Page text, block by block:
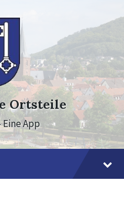
Ortsteile
App